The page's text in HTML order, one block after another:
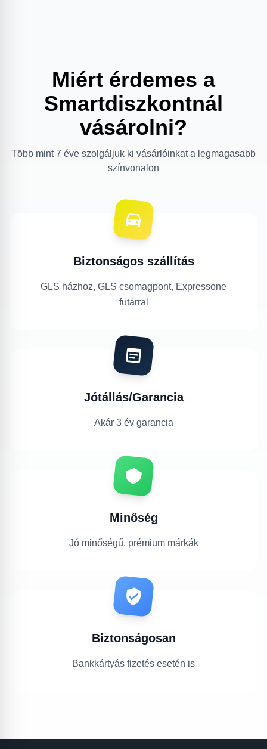
Miért érdemes a
Smartdiszkontnál
vásárolni?
Több mint 7 éve szolgáljuk ki vásárlóinkat a legmagasabb
színvonalon
Biztonságos szállítás
GLS házhoz, GLS csomagpont, Expressone
futárral
Jótállás/Garancia
Akár 3 év garancia
Minőség
Jó minőségű, prémium márkák
Biztonságosan
Bankkártyás fizetés esetén is